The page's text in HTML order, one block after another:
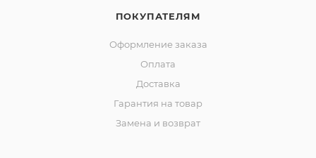
ПОКУПАТЕЛЯМ
Оформление заказа
Оплата
Доставка
Гарантия на товар
Замена и возврат